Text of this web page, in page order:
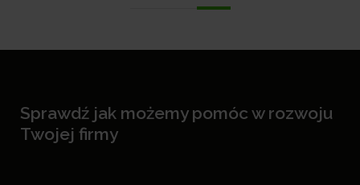
Sprawdź jak możemy pomóc w rozwoju
Twojej firmy